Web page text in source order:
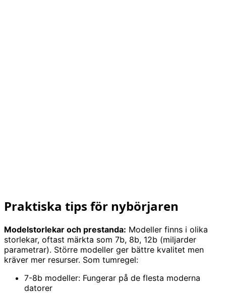
Praktiska tips för nybörjaren
Modelstorlekar och prestanda: Modeller finns i olika
storlekar, oftast märkta som 7b, 8b, 12b (miljarder
parametrar). Större modeller ger bättre kvalitet men
kräver mer resurser. Som tumregel:
7-8b modeller: Fungerar på de flesta moderna
datorer